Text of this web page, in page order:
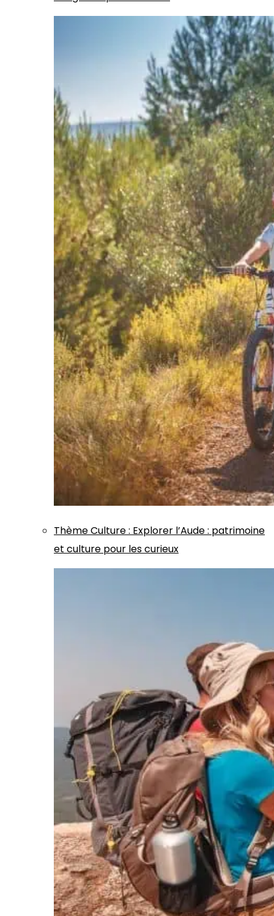
ThèmeCulture: Explorer l’Aude : patrimoine
et culture pour les curieux